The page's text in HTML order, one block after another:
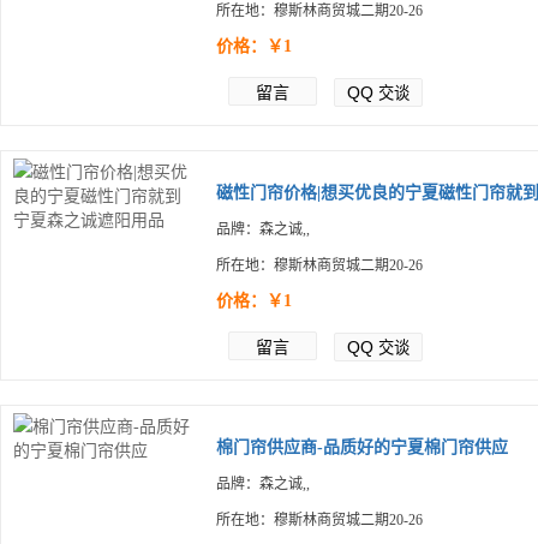
所在地：穆斯林商贸城二期20-26
价格：￥1
留言 QQ 交谈
磁性门帘价格|想买优良的宁夏磁性门帘就
品牌：森之诚,,
所在地：穆斯林商贸城二期20-26
价格：￥1
留言 QQ 交谈
棉门帘供应商-品质好的宁夏棉门帘供应
品牌：森之诚,,
所在地：穆斯林商贸城二期20-26